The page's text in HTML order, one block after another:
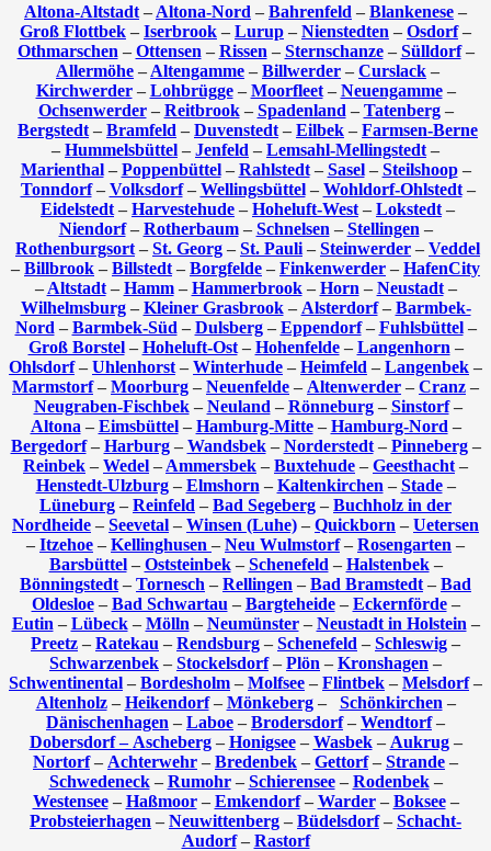
Altona-Altstadt – Altona-Nord – Bahrenfeld – Blankenese –
Groß Flottbek – Iserbrook – Lurup – Nienstedten – Osdorf–
Othmarschen – Ottensen – Rissen – Sternschanze– Sülldorf–
Allermöhe – Altengamme – Billwerder – Curslack –
Kirchwerder– Lohbrügge– Moorfleet– Neuengamme–
Ochsenwerder– Reitbrook– Spadenland – Tatenberg–
Bergstedt – Bramfeld – Duvenstedt – Eilbek – Farmsen-Berne
– Hummelsbüttel – Jenfeld – Lemsahl-Mellingstedt –
Marienthal– Poppenbüttel– Rahlstedt– Sasel– Steilshoop–
Tonndorf– Volksdorf– Wellingsbüttel– Wohldorf-Ohlstedt–
Eidelstedt – Harvestehude – Hoheluft-West – Lokstedt –
Niendorf– Rotherbaum– Schnelsen – Stellingen –
Rothenburgsort – St. Georg – St. Pauli – Steinwerder – Veddel
– Billbrook – Billstedt – Borgfelde – Finkenwerder – HafenCity
– Altstadt– Hamm– Hammerbrook– Horn – Neustadt–
Wilhelmsburg– Kleiner Grasbrook– Alsterdorf– Barmbek-
Nord – Barmbek-Süd – Dulsberg– Eppendorf– Fuhlsbüttel–
Groß Borstel– Hoheluft-Ost– Hohenfelde– Langenhorn –
Ohlsdorf– Uhlenhorst – Winterhude – Heimfeld – Langenbek –
Marmstorf– Moorburg – Neuenfelde – Altenwerder – Cranz –
Neugraben-Fischbek– Neuland – Rönneburg– Sinstorf–
Altona – Eimsbüttel– Hamburg-Mitte– Hamburg-Nord –
Bergedorf– Harburg– Wandsbek– Norderstedt– Pinneberg–
Reinbek – Wedel – Ammersbek – Buxtehude – Geesthacht –
Henstedt-Ulzburg– Elmshorn – Kaltenkirchen – Stade–
Lüneburg – Reinfeld – Bad Segeberg – Buchholz in der
Nordheide – Seevetal – Winsen (Luhe) – Quickborn – Uetersen
– Itzehoe – Kellinghusen – Neu Wulmstorf– Rosengarten –
Barsbüttel– Oststeinbek– Schenefeld – Halstenbek–
Bönningstedt – Tornesch – Rellingen – Bad Bramstedt – Bad
Oldesloe– Bad Schwartau – Bargteheide– Eckernförde–
Eutin – Lübeck– Mölln – Neumünster– Neustadt in Holstein –
Preetz – Ratekau – Rendsburg – Schenefeld – Schleswig –
Schwarzenbek – Stockelsdorf– Plön – Kronshagen –
Schwentinental – Bordesholm – Molfsee – Flintbek – Melsdorf–
Altenholz– Heikendorf– Mönkeberg– Schönkirchen –
Dänischenhagen – Laboe – Brodersdorf– Wendtorf–
Dobersdorf – Ascheberg– Honigsee– Wasbek– Aukrug–
Nortorf– Achterwehr – Bredenbek – Gettorf– Strande –
Schwedeneck– Rumohr– Schierensee– Rodenbek–
Westensee– Haßmoor– Emkendorf– Warder– Boksee–
Probsteierhagen – Neuwittenberg – Büdelsdorf– Schacht-
Audorf– Rastorf